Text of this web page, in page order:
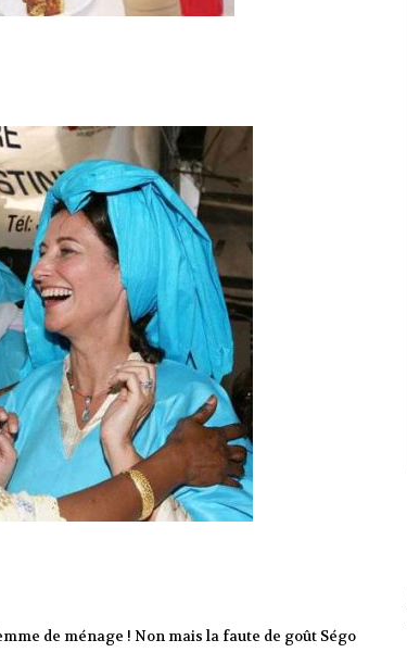
de ménage ! Non mais la faute de goût Ségo